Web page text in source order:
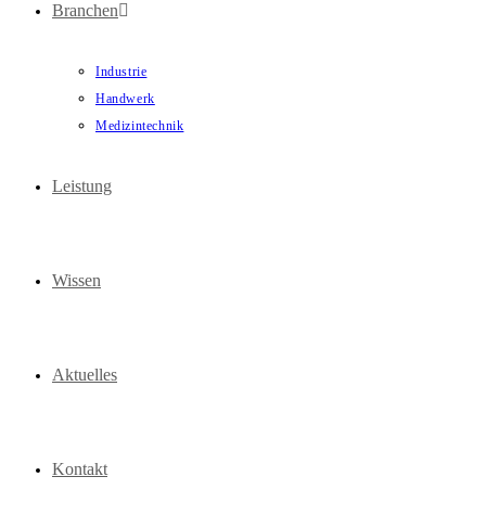
Branchen
Industrie
Handwerk
Medizintechnik
Leistung
Wissen
Aktuelles
Kontakt